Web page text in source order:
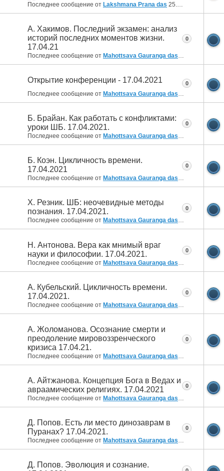
Последнее сообщение от Lakshmana Prana das 25.02.2023
А. Хакимов. Последний экзамен: анализ
историй последних моментов жизни.
17.04.21
Последнее сообщение от Mahottsava Gauranga das
0
Открытие конференции - 17.04.2021
Последнее сообщение от Mahottsava Gauranga das 30.05.2021
0
Б. Брайан. Как работать с конфликтами:
уроки ШБ. 17.04.2021.
Последнее сообщение от Mahottsava Gauranga das30.05.2021
0
Б. Коэн. Цикличность времени.
17.04.2021
Последнее сообщение от Mahottsava Gauranga das30.05.2021
0
Х. Резник. ШБ: неочевидные методы
познания. 17.04.2021.
Последнее сообщение от Mahottsava Gauranga das30.05.2021
0
Н. Антонова. Вера как мнимый враг
науки и философии. 17.04.2021.
Последнее сообщение от Mahottsava Gauranga das
0
А. Кубельский. Цикличность времени.
17.04.2021.
Последнее сообщение от Mahottsava Gauranga das
0
А. Жоломанова. Осознание смерти и
преодоление мировоззренческого
кризиса 17.04.21.
Последнее сообщение от Mahottsava Gauranga das30.05.2021
0
А. Айтжанова. Концепция Бога в Ведах и
авраамических религиях. 17.04.2021
Последнее сообщение от Mahottsava Gauranga das30.05.2021
0
Д. Попов. Есть ли место динозаврам в
Пуранах? 17.04.2021.
Последнее сообщение от Mahottsava Gauranga das30.05.2021
0
Д. Попов. Эволюция и сознание.